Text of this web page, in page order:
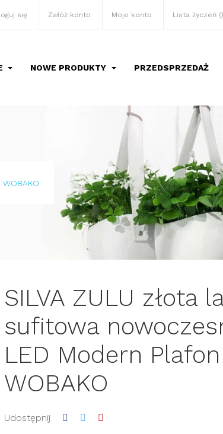
się Załóż konto Moje konto Lista życzeń
NOWE PRODUKTY PRZEDSPRZEDAŻ
SILVA ZULU złota
sufitowa
LED Modern
WOBAKO
Udostępnij